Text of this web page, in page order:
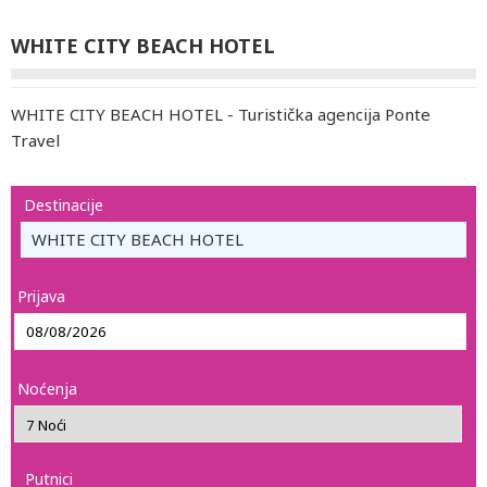
WHITE CITY BEACH HOTEL
WHITE CITY BEACH HOTEL - Turistička agencija Ponte
Travel
Destinacije
WHITE CITY BEACH HOTEL
Prijava
Noćenja
Putnici